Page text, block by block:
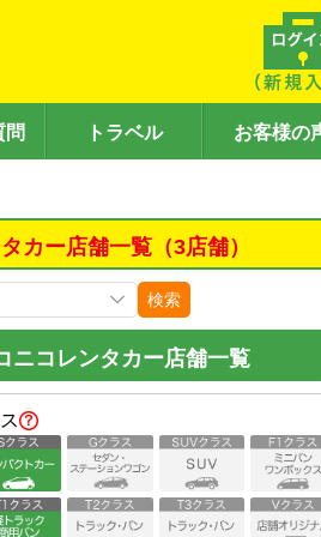
問 トラベル お客様の
カー店舗一覧（3店舗）
検索
ニコレンタカー店舗一覧